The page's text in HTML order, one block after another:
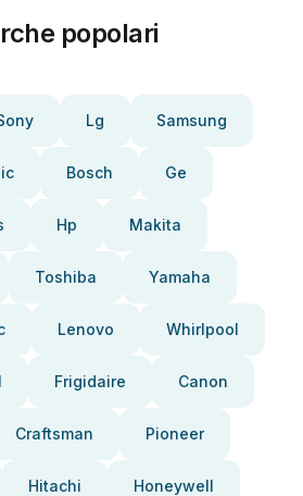
popolari
Lg Samsung
Bosch Ge
Hp Makita
Toshiba Yamaha
Lenovo Whirlpool
Frigidaire Canon
Craftsman Pioneer
Hitachi Honeywell